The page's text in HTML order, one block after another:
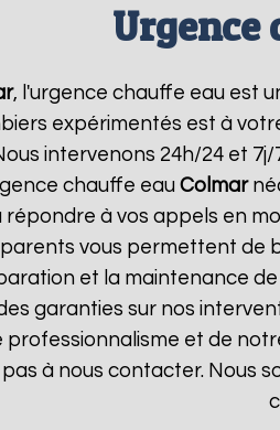
Urgence
, l'urgence chauffe eau est
expérimentés est à
intervenons 24h/24 et
chauffe eau Colmar
à vos appels en
vous permettent de
et la maintenance
garanties sur nos
et de
à nous contacter. Nous